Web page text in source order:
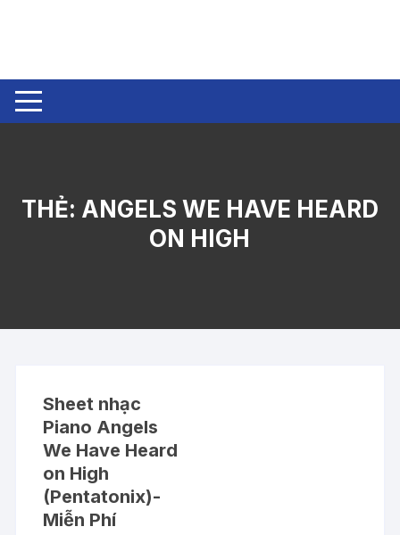
THẺ: ANGELS WE HAVE HEARD
ON HIGH
Sheet nhạc
Piano Angels
We Have Heard
on High
(Pentatonix)-
Miễn Phí